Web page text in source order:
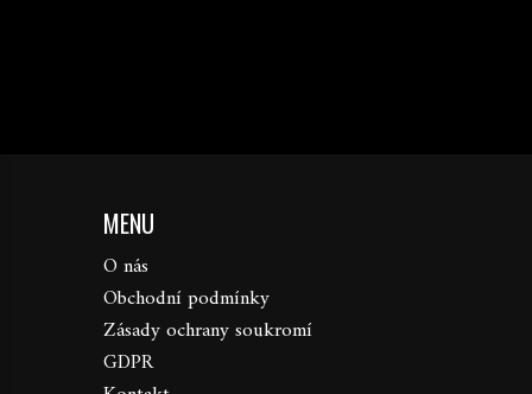
MENU
O nás
Obchodní podmínky
Zásady ochrany soukromí
GDPR